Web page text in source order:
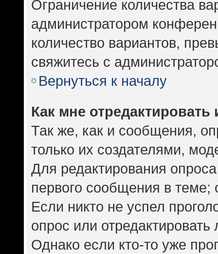
Ограничение количества
администратором
количество вариантов,
свяжитесь с
Вернуться к началу
Как мне
Так же, как и сообщения,
только их создателями,
Для редактирования
первого сообщения в теме;
Если никто не успел
опрос или
Однако если кто-то уже